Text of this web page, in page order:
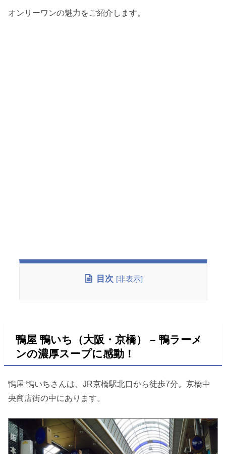
オンリーワンの魅力をご紹介します。
目次 [非表示]
鴨屋 鴨いち（大阪・京橋） – 鴨ラーメ
ンの濃厚スープに感動！
鴨屋 鴨いちさんは、JR京橋駅北口から徒歩7分。京橋中
央商店街の中にあります。